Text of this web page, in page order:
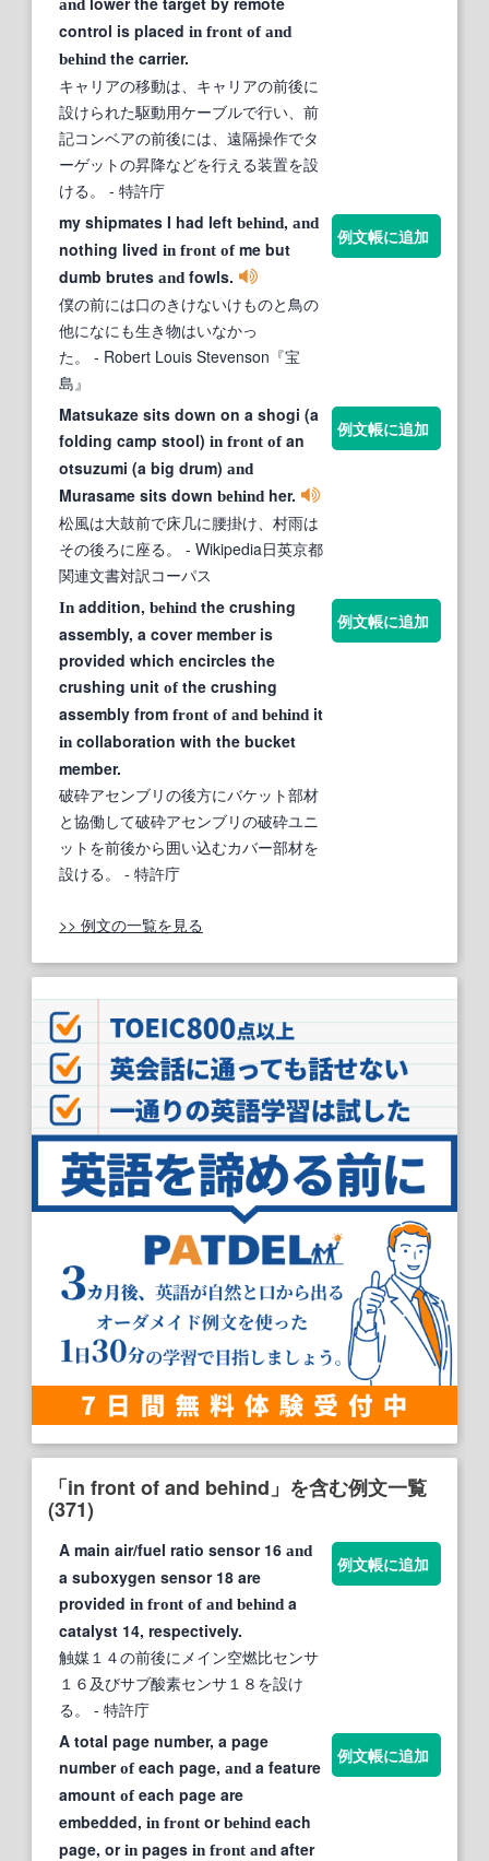
and
control is placed in front of and
behind the carrier.
キャリアの移動は、キャリアの前後に
設けられた駆動用ケーブルで行い、前
記コンベアの前後には、遠隔操作でタ
ーゲットの昇降などを行える装置を設
ける。
- 特許庁
my shipmates I had left behind, and
nothing lived in front ofme but
dumb brutes and fowls.
僕の前には口のきけないけものと鳥の
他になにも生き物はいなかっ
た。
- Robert Louis Stevenson『宝
島』
例文帳に追加
Matsukaze sits down on a shogi (a
folding camp stool) in front ofan
otsuzumi (a big drum) and
Murasame sits down behind her.
松風は大鼓前で床几に腰掛け、村雨は
その後ろに座る。
- Wikipedia日英京都
関連文書対訳コーパス
例文帳に追加
In addition, behind the crushing
assembly, a cover member is
provided which encircles the
crushing unit ofthe crushing
assembly from front of and behind it
in collaboration with the bucket
member.
破砕アセンブリの後方にバケット部材
と協働して破砕アセンブリの破砕ユニ
ットを前後から囲い込むカバー部材を
設ける。
- 特許庁
例文帳に追加
>> 例文の一覧を見る
「in front of and behind」を含む例文一覧
(371)
A main air/fuel ratio sensor 16 and
a suboxygen sensor 18 are
provided in front of and behind a
catalyst 14, respectively.
触媒１４の前後にメイン空燃比センサ
１６及びサブ酸素センサ１８を設け
る。
- 特許庁
例文帳に追加
A total page number, a page
numberofeach page, and a feature
amount ofeach page are
embedded, in front orbehind each
page, orin pages in front and after
例文帳に追加